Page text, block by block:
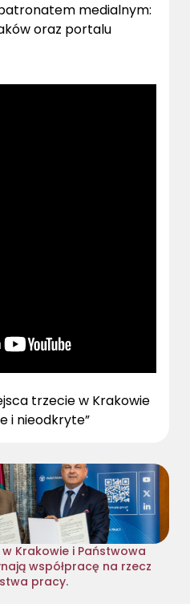
medialnym:
oraz portalu
trzecie w Krakowie
i nieodkryte”
Krakowie i Państwowa
współpracę na rzecz
pracy.